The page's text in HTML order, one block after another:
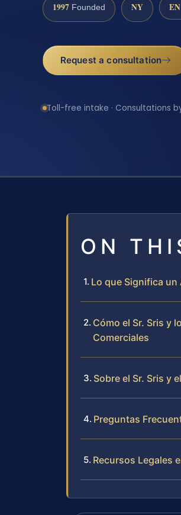
1997 Founded NY EN
Request a consultation
Toll-free intake · Consultations
ON
Lo que Significa un
Cómo el Sr. Sris y
Comerciales
Sobre el Sr. Sris y
Preguntas
Recursos Legales